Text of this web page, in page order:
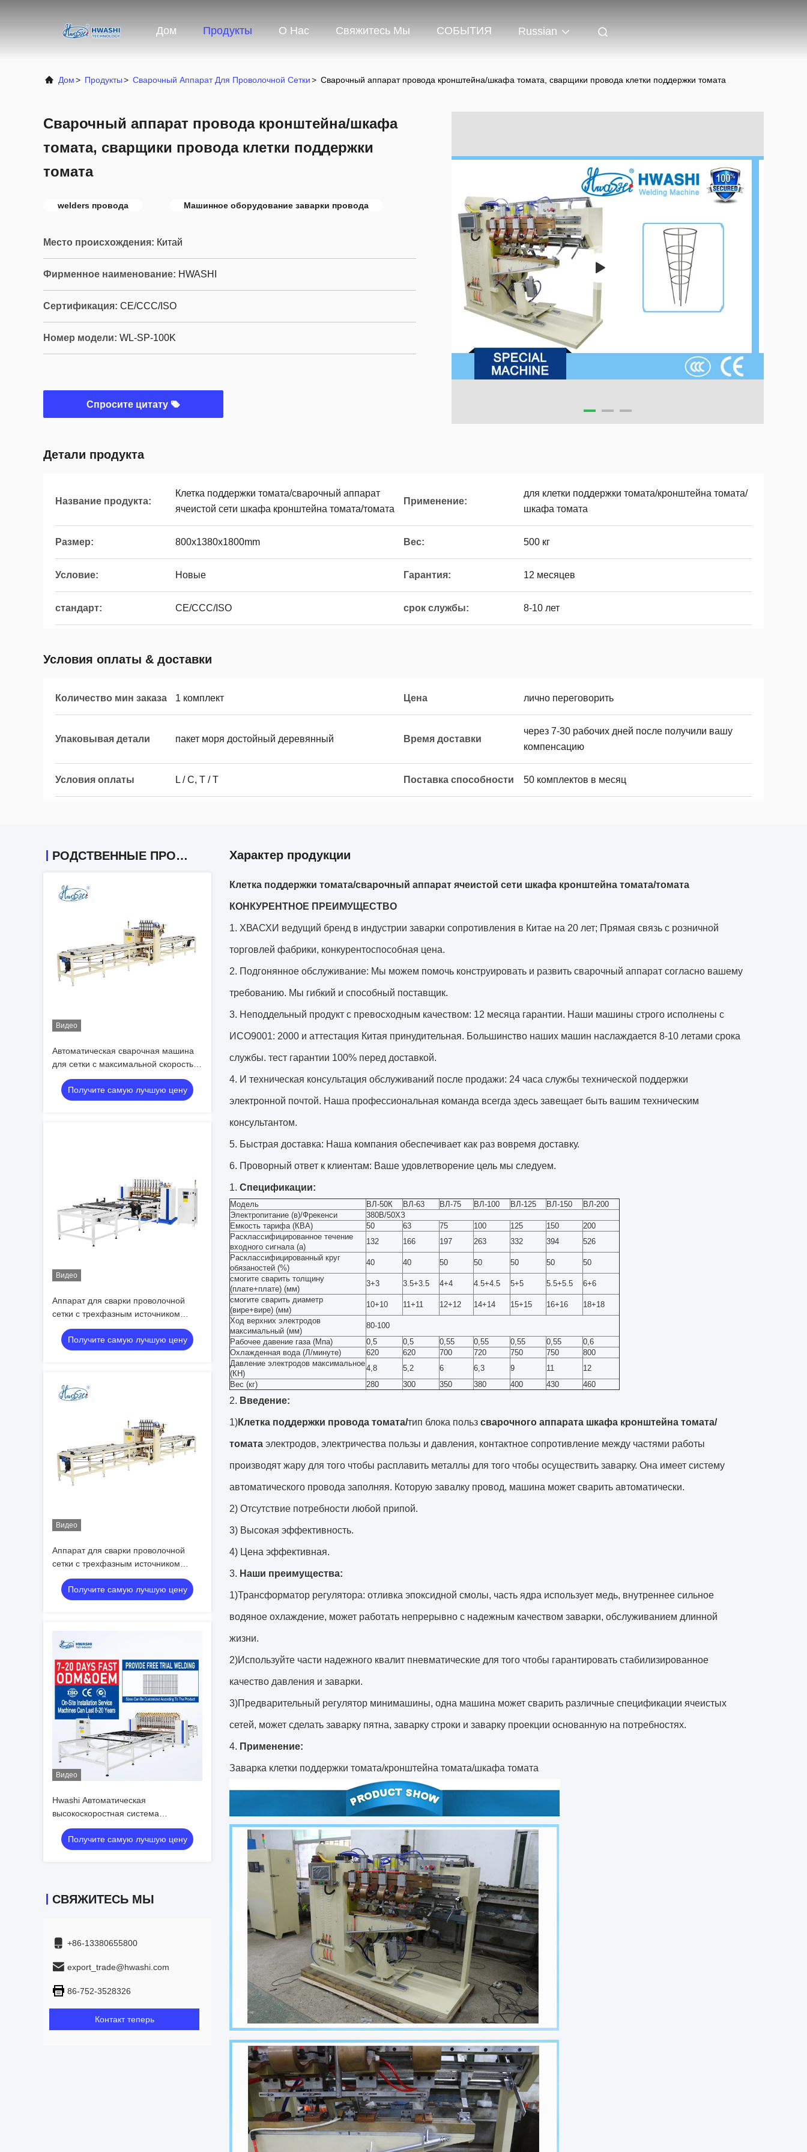
Дом Продукты О Нас Свяжитесь Мы СОБЫТИЯ Russian
Дом> Продукты> Сварочный Аппарат Для Проволочной Сетки> Сварочный аппарат провода кронштейна/шкафа томата, сварщики провода клетки поддержки томата
Сварочный аппарат провода кронштейна/шкафа
томата, сварщики провода клетки поддержки
томата
welders провода Машинное оборудование заварки провода
Место происхождения: Китай
Фирменное наименование: HWASHI
Сертификация: CE/CCC/ISO
Номер модели: WL-SP-100K
Спросите цитату
Детали продукта
Название продукта:
Клетка поддержки томата/сварочный аппарат
ячеистой сети шкафа кронштейна томата/томата
Применение:
для клетки поддержки томата/кронштейна томата/
шкафа томата
Размер: 800x1380x1800mm Вес: 500 кг
Условие: Новые Гарантия: 12 месяцев
стандарт: CE/CCC/ISO срок службы: 8-10 лет
Условия оплаты & доставки
Количество мин заказа 1 комплект Цена лично переговорить
Упаковывая детали пакет моря достойный деревянный Время доставки
через 7-30 рабочих дней после получили вашу
компенсацию
Условия оплаты L / C, T / T Поставка способности 50 комплектов в месяц
РОДСТВЕННЫЕ ПРОДУКТЫ
Видео
Автоматическая сварочная машина
для сетки с максимальной скоростью
сварки 200 мм/с и 2D проволочным
ручным гибочным устройством с
гарантией 1 год
Получите самую лучшую цену
Видео
Аппарат для сварки проволочной
сетки с трехфазным источником
питания постоянного тока MF,
эффективная ширина сварки 1200
мм и длина 3000 мм
Получите самую лучшую цену
Видео
Аппарат для сварки проволочной
сетки с трехфазным источником
питания постоянного тока MF,
эффективная ширина сварки 1200
мм и длина 3000 мм
Получите самую лучшую цену
Видео
Hwashi Автоматическая
высокоскоростная система
управления ПЛК с несколькими
головами Машины для сварки
сетчатой сетки для проволочных
Получите самую лучшую цену
СВЯЖИТЕСЬ МЫ
+86-13380655800
export_trade@hwashi.com
86-752-3528326
Контакт теперь
Характер продукции
Клетка поддержки томата/сварочный аппарат ячеистой сети шкафа кронштейна томата/томата
КОНКУРЕНТНОЕ ПРЕИМУЩЕСТВО
1. ХВАСХИ ведущий бренд в индустрии заварки сопротивления в Китае на 20 лет; Прямая связь с розничной
торговлей фабрики, конкурентоспособная цена.
2. Подгонянное обслуживание: Мы можем помочь конструировать и развить сварочный аппарат согласно вашему
требованию. Мы гибкий и способный поставщик.
3. Неподдельный продукт с превосходным качеством: 12 месяца гарантии. Наши машины строго исполнены с
ИСО9001: 2000 и аттестация Китая принудительная. Большинство наших машин наслаждается 8-10 летами срока
службы. тест гарантии 100% перед доставкой.
4. И техническая консультация обслуживаний после продажи: 24 часа службы технической поддержки
электронной почтой. Наша профессиональная команда всегда здесь завещает быть вашим техническим
консультантом.
5. Быстрая доставка: Наша компания обеспечивает как раз вовремя доставку.
6. Проворный ответ к клиентам: Ваше удовлетворение цель мы следуем.
1. Спецификации:
Модель ВЛ-50К ВЛ-63 ВЛ-75 ВЛ-100 ВЛ-125 ВЛ-150
ВЛ-200
Электропитание (в)/Фрекенси
380В/50ХЗ
Емкость тарифа (КВА)
50 63 75 100 125 150
200
Расклассифицированное течение
входного сигнала (а)
132 166 197 263 332 394
526
Расклассифицированный круг
обязаностей (%)
40 40 50 50 50 50
50
смогите сварить толщину
(плате+плате) (мм)
3+3 3.5+3.5 4+4 4.5+4.5 5+5 5.5+5.5
6+6
смогите сварить диаметр
(вире+вире) (мм)
10+10 11+11 12+12 14+14 15+15 16+16
18+18
Ход верхних электродов
максимальный (мм)
80-100
Рабочее давение газа (Мпа)
0,5 0,5 0,55 0,55 0,55 0,55
0,6
Охлажденная вода (Л/минуте)
620 620 700 720 750 750
800
Давление электродов максимальное
(КН)
4,8 5,2 6 6,3 9 11
12
Вес (кг)
280 300 350 380 400 430 460
2. Введение:
1)Клетка поддержки провода томата/тип блока польз сварочного аппарата шкафа кронштейна томата/
томата электродов, электричества пользы и давления, контактное сопротивление между частями работы
производят жару для того чтобы расплавить металлы для того чтобы осуществить заварку. Она имеет систему
автоматического провода заполняя. Которую завалку провод, машина может сварить автоматически.
2) Отсутствие потребности любой припой.
3) Высокая эффективность.
4) Цена эффективная.
3. Наши преимущества:
1)Трансформатор регулятора: отливка эпоксидной смолы, часть ядра использует медь, внутреннее сильное
водяное охлаждение, может работать непрерывно с надежным качеством заварки, обслуживанием длинной
жизни.
2)Используйте части надежного квалит пневматические для того чтобы гарантировать стабилизированное
качество давления и заварки.
3)Предварительный регулятор минимашины, одна машина может сварить различные спецификации ячеистых
сетей, может сделать заварку пятна, заварку строки и заварку проекции основанную на потребностях.
4. Применение:
Заварка клетки поддержки томата/кронштейна томата/шкафа томата